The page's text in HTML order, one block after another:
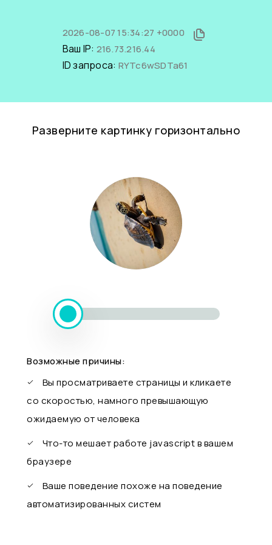
2026-08-07 15:34:27 +0000
Ваш IP: 216.73.216.44
ID запроса: RYTc6wSDTa61
Разверните картинку горизонтально
Возможные причины:
Вы просматриваете страницы и кликаете
со скоростью, намного превышающую
ожидаемую от человека
Что-то мешает работе javascript в вашем
браузере
Ваше поведение похоже на поведение
автоматизированных систем